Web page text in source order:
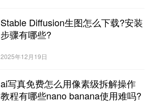
Stable Diffusion生图怎么下载?安装
步骤有哪些?
2025年12月19日
ai写真免费怎么用像素级拆解操作
教程有哪些nano banana使用难吗?